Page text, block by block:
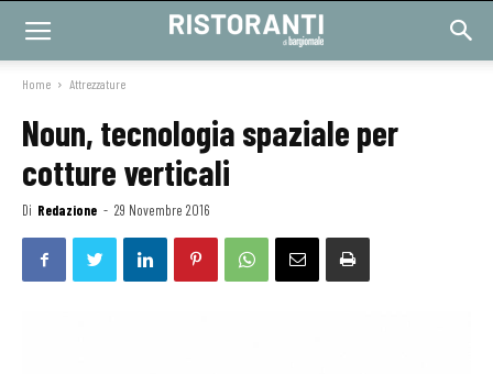
Home Attrezzature
Noun, tecnologia spaziale per
cotture verticali
Di Redazione - 29 Novembre 2016